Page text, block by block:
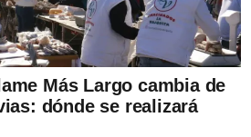
Más Largo cambia de
dónde se realizará